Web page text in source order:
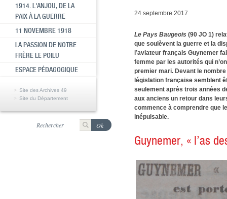
1914. L'ANJOU, DE LA
PAIX À LA GUERRE
11 NOVEMBRE 1918
LA PASSION DE NOTRE
FRÈRE LE POILU
ESPACE PÉDAGOGIQUE
Site des Archives 49
Site du Département
24 septembre 2017
Le Pays Baugeois (90 JO 1)
que soulèvent la guerre et la
l’aviateur français Guynemer
femme par les autorités qui
premier mari. Devant le
législation française semblent
seulement après trois années
aux anciens un retour dans
commence à comprendre que
inépuisable.
Guynemer, « l’as